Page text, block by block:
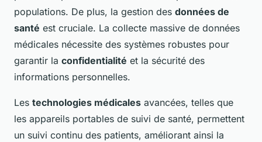
populations. De plus, la gestion des données de
santé est cruciale. La collecte massive de données
médicales nécessite des systèmes robustes pour
garantir la confidentialité et la sécurité des
informations personnelles.
Les technologies médicales avancées, telles que
les appareils portables de suivi de santé, permettent
un suivi continu des patients, améliorant ainsi la